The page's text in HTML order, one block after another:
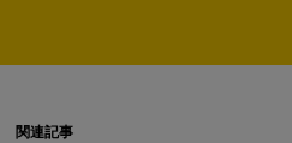
関連記事